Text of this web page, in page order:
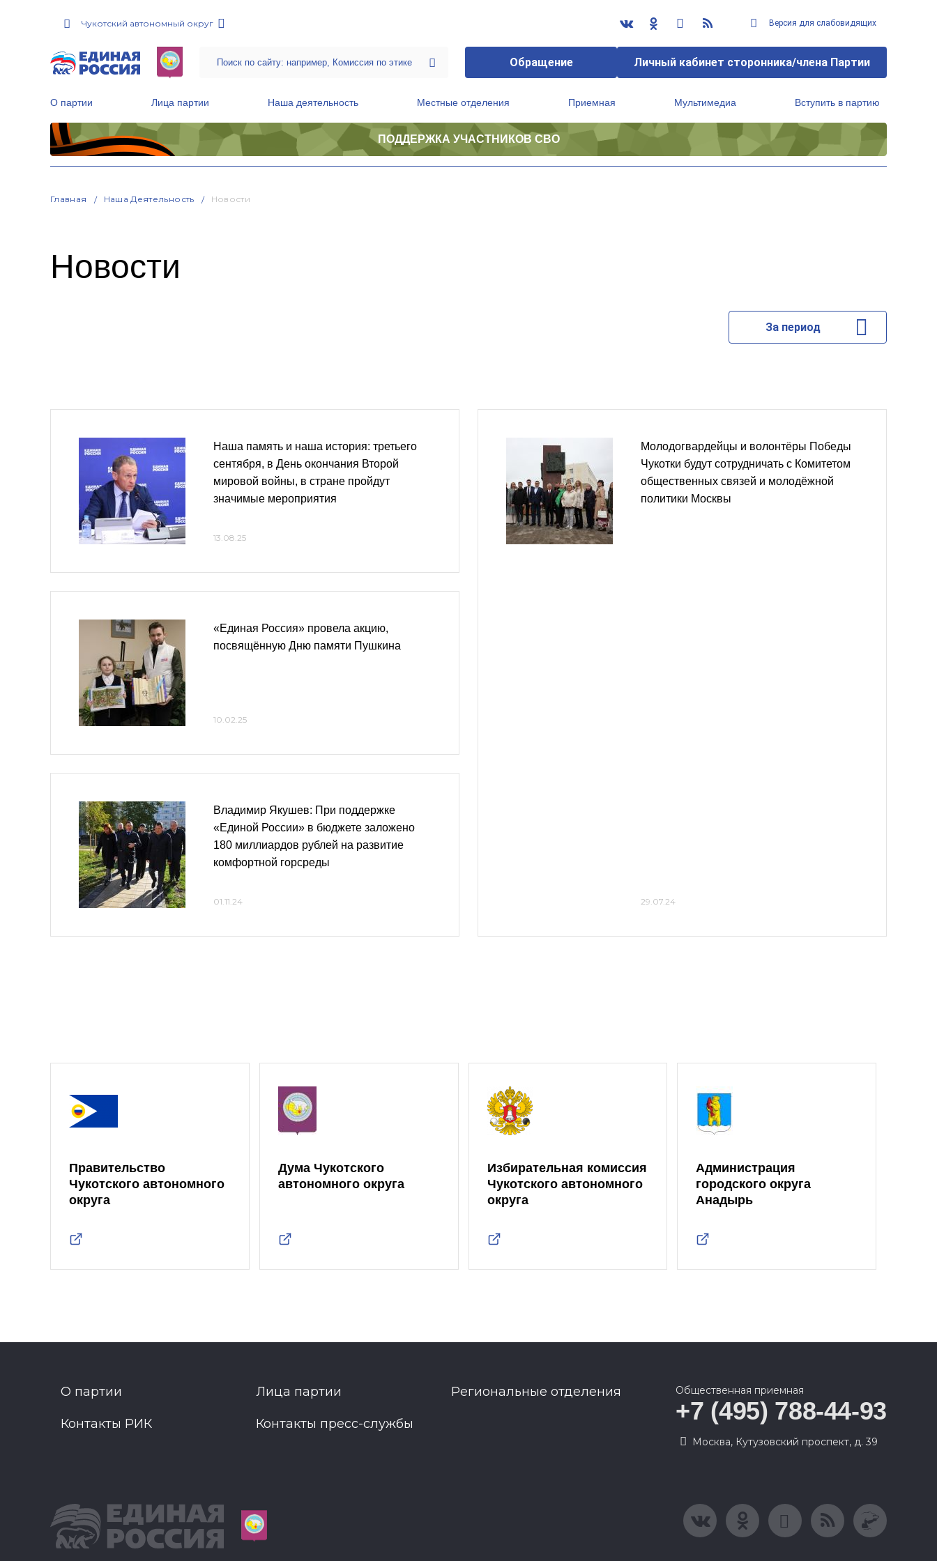
Чукотский автономный округ Версия для слабовидящих
Обращение Личный кабинет сторонника/члена Партии
О партии Лица партии Наша деятельность Местные отделения Приемная Мультимедиа Вступить в партию
ПОДДЕРЖКА УЧАСТНИКОВ СВО
Главная Наша Деятельность Новости
Новости
За период
Наша память и наша история: третьего
сентября, в День окончания Второй
мировой войны, в стране пройдут
значимые мероприятия
13.08.25
«Единая Россия» провела акцию,
посвящённую Дню памяти Пушкина
10.02.25
Владимир Якушев: При поддержке
«Единой России» в бюджете заложено
180 миллиардов рублей на развитие
комфортной горсреды
01.11.24
Молодогвардейцы и волонтёры Победы
Чукотки будут сотрудничать с Комитетом
общественных связей и молодёжной
политики Москвы
29.07.24
Правительство
Чукотского автономного
округа
Дума Чукотского
автономного округа
Избирательная комиссия
Чукотского автономного
округа
Администрация
городского округа
Анадырь
О партии Лица партии Региональные отделения
Контакты РИК Контакты пресс-службы
Общественная приемная
+7 (495) 788-44-93
Москва, Кутузовский проспект, д. 39